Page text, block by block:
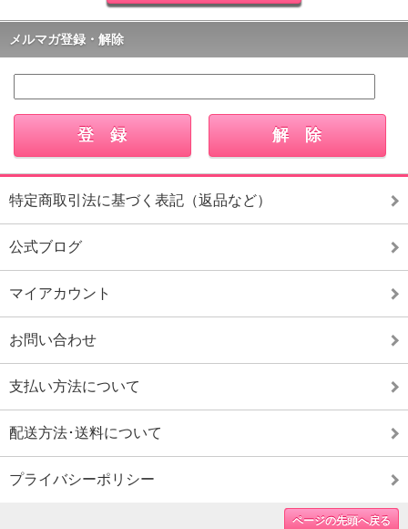
メルマガ登録・解除
特定商取引法に基づく表記（返品など）
公式ブログ
マイアカウント
お問い合わせ
支払い方法について
配送方法･送料について
プライバシーポリシー
ページの先頭へ戻る